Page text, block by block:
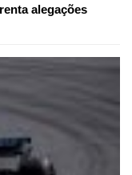
alegações